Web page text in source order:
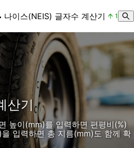
나이스(NEIS) 글자수 계산기 1
산기
높이(mm)를 입력하면 편평비(%)
입력하면 총 지름(mm)도 함께 확